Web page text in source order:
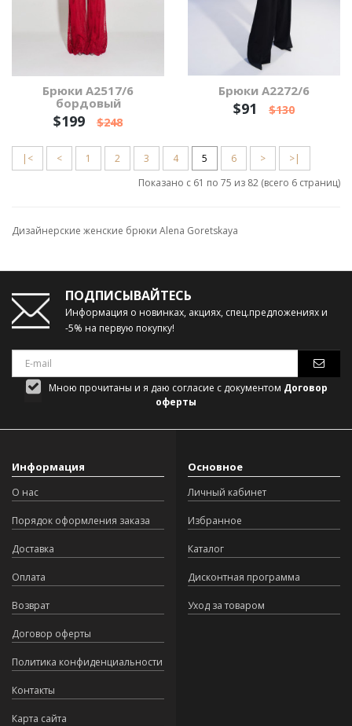
Брюки А2517/6
бордовый
$199 $248
Брюки А2272/6
$91 $130
|< < 1 2 3 4 5 6 >
>|
Показано с 61 по 75 из 82 (всего 6 страниц)
Дизайнерские женские брюки Alena Goretskaya
ПОДПИСЫВАЙТЕСЬ
Информация о новинках, акциях, спец.предложениях и
-5% на первую покупку!
Мною прочитаны и я даю согласие с документом Договор
оферты
Информация
О нас
Порядок оформления заказа
Доставка
Оплата
Возврат
Договор оферты
Политика конфиденциальности
Контакты
Карта сайта
Основное
Личный кабинет
Избранное
Каталог
Дисконтная программа
Уход за товаром